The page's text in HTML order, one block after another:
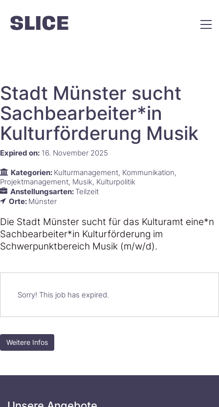
Stadt Münster sucht
Sachbearbeiter*in
Kulturförderung Musik
Expired on: 16. November 2025
Kategorien: Kulturmanagement Kommunikation
Projektmanagement Musik Kulturpolitik
Anstellungsarten:Teilzeit
Orte: Münster
Die Stadt Münster sucht für das Kulturamt eine*n
Sachbearbeiter*in Kulturförderung im
Schwerpunktbereich Musik (m/w/d).
Sorry! This job has expired.
Weitere Infos